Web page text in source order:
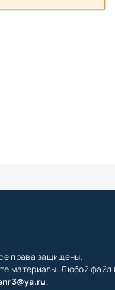
права защищены.
материалы. Любой файл
.